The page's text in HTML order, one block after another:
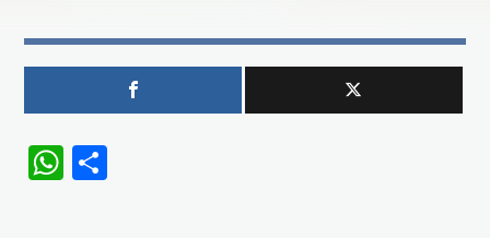
WhatsApp